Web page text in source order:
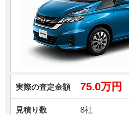
実際の査定金額 75.0万円
見積り数 8社